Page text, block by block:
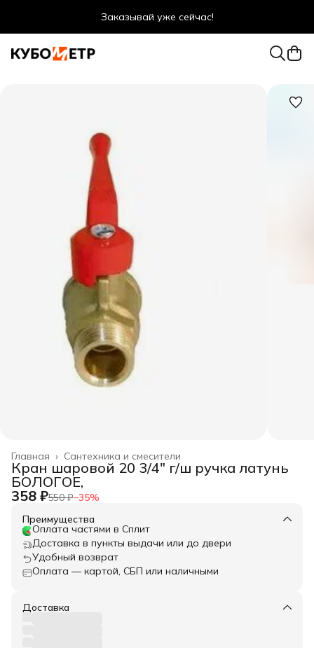
Заказывай уже сейчас!
Оптовые цены даже для физ. лиц
Сантехника и смесители
Главная ›
Кран шаровой 20 3/4" г/ш ручка латунь
БОЛОГОЕ,
358 ₽550 ₽−35%
Преимущества
Оплата частями в Сплит
Доставка в пункты выдачи или до двери
Удобный возврат
Оплата — картой, СБП или наличными
Доставка